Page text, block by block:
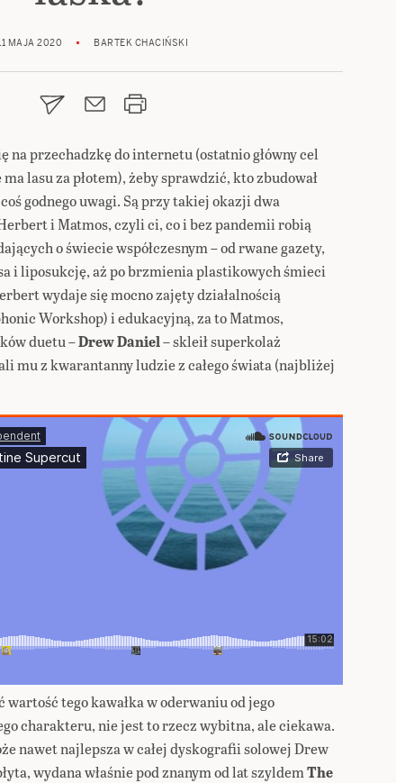
MAJA 2020 BARTEK CHACIŃSKI
na przechadzkę do internetu (ostatnio główny cel
lasu za płotem), żeby sprawdzić, kto zbudował
godnego uwagi. Są przy takiej okazji dwa
i Matmos, czyli ci, co i bez pandemii robią
o świecie współczesnym – od rwane gazety,
i liposukcję, aż po brzmienia plastikowych śmieci
wydaje się mocno zajęty działalnością
Workshop) i edukacyjną, za to Matmos,
duetu –Drew Daniel– skleił superkolaż
mu z kwarantanny ludzie z całego świata (najbliżej
wartość tego kawałka w oderwaniu od jego
charakteru, nie jest to rzecz wybitna, ale ciekawa.
nawet najlepsza w całej dyskografii solowej Drew
wydana właśnie pod znanym od lat szyldemThe